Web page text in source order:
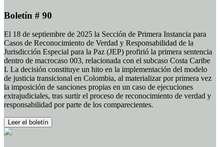
Boletín # 90
El 18 de septiembre de 2025 la Sección de Primera Instancia para
Casos de Reconocimiento de Verdad y Responsabilidad de la
Jurisdicción Especial para la Paz (JEP) profirió la primera sentencia
dentro de macrocaso 003, relacionada con el subcaso Costa Caribe
I. La decisión constituye un hito en la implementación del modelo
de justicia transicional en Colombia, al materializar por primera vez
la imposición de sanciones propias en un caso de ejecuciones
extrajudiciales, tras surtir el proceso de reconocimiento de verdad y
responsabilidad por parte de los comparecientes.
Leer el boletín